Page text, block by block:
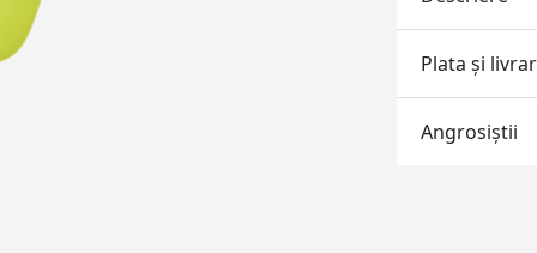
Plata și
Angrosiştii